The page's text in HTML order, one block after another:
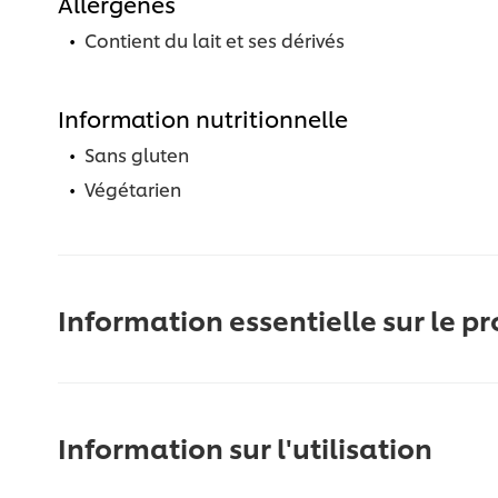
Contient du lait et ses dérivés
Information nutritionnelle
Sans gluten
Végétarien
Information essentielle sur le
Information sur l'utilisation